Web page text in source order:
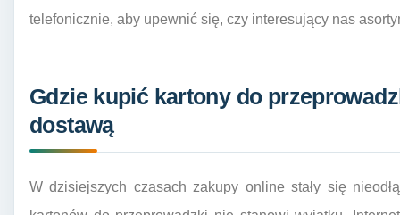
telefonicznie, aby upewnić się, czy interesujący nas
Gdzie kupić kartony do
dostawą
W dzisiejszych czasach zakupy online stały się